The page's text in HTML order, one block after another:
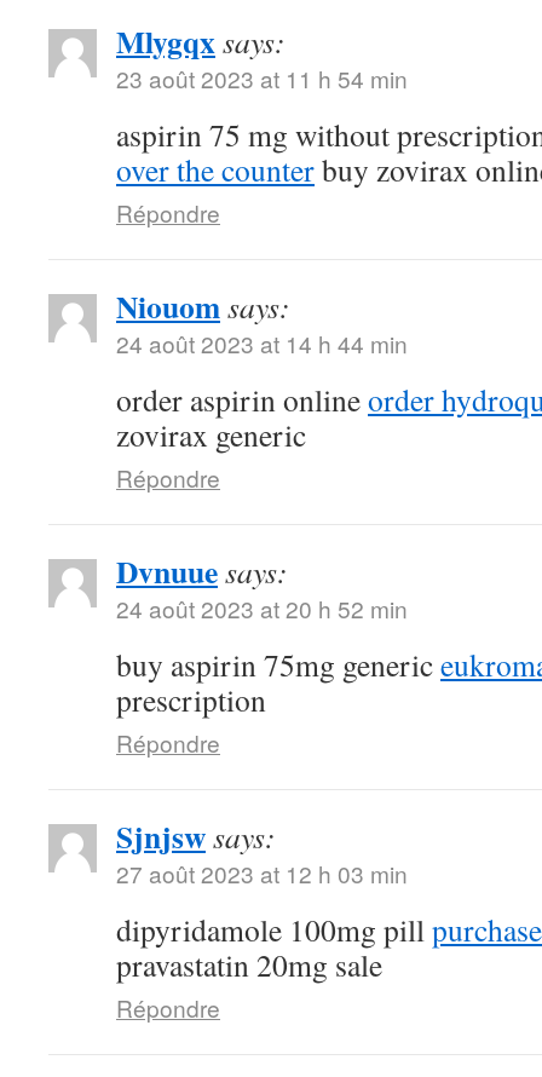
Mlygqxsays:
23 août 2023 at 11 h 54 min
aspirin 75 mg without
over the counterbuy zovirax
Répondre
Niouomsays:
24 août 2023 at 14 h 44 min
order aspirin onlineorder
zovirax generic
Répondre
Dvnuuesays:
24 août 2023 at 20 h 52 min
buy aspirin 75mg generic
prescription
Répondre
Sjnjswsays:
27 août 2023 at 12 h 03 min
dipyridamole 100mg pill
pravastatin 20mg sale
Répondre